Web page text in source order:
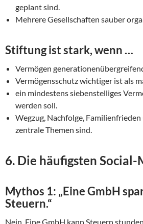
geplant sind.
Mehrere Gesellschaften sauber
Stiftung ist stark, wenn …
Vermögen
Vermögensschutz wichtiger ist als
ein mindestens siebenstelliges
werden soll.
Wegzug, Nachfolge,
zentrale Themen sind.
6. Die häufigsten
Mythos 1: „Eine GmbH
Steuern.“
Nein. Eine GmbH kann Steuern